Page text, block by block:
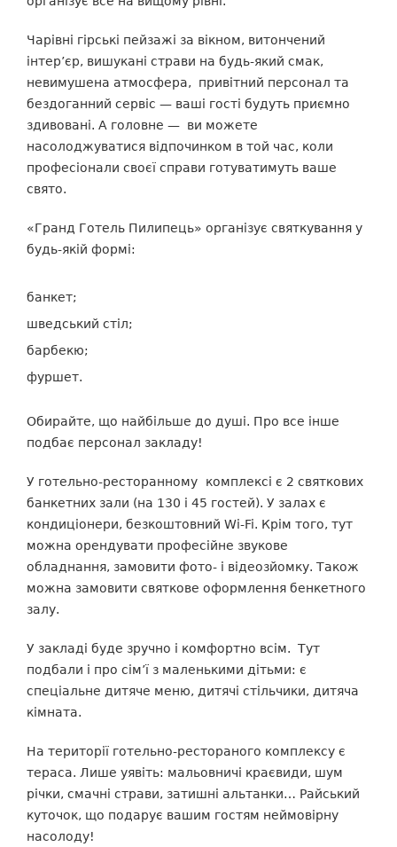
Чарівні гірські пейзажі за вікном, витончений
інтер’єр, вишукані страви на будь-який смак,
невимушена атмосфера, привітний персонал та
бездоганний сервіс — ваші гості будуть приємно
здивовані. А головне — ви можете
насолоджуватися відпочинком в той час, коли
професіонали своєї справи готуватимуть ваше
свято.
«Гранд Готель Пилипець» організує святкування у
будь-якій формі:
банкет;
шведський стіл;
барбекю;
фуршет.
Обирайте, що найбільше до душі. Про все інше
подбає персонал закладу!
У готельно-ресторанному комплексі є 2 святкових
банкетних зали (на 130 і 45 гостей). У залах є
кондиціонери, безкоштовний Wi-Fi. Крім того, тут
можна орендувати професійне звукове
обладнання, замовити фото- і відеозйомку. Також
можна замовити святкове оформлення бенкетного
залу.
У закладі буде зручно і комфортно всім. Тут
подбали і про сім’ї з маленькими дітьми: є
спеціальне дитяче меню, дитячі стільчики, дитяча
кімната.
На території готельно-рестораного комплексу є
тераса. Лише уявіть: мальовничі краєвиди, шум
річки, смачні страви, затишні альтанки… Райський
куточок, що подарує вашим гостям неймовірну
насолоду!